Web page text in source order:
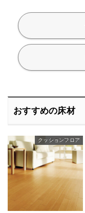
おすすめの床材
スタンダード
クッションフロア